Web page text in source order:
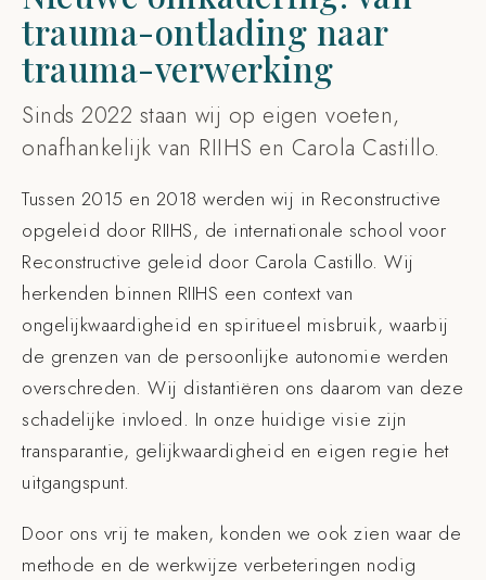
trauma-ontlading naar
trauma-verwerking
Sinds 2022 staan wij op eigen voeten,
onafhankelijk van RIIHS en Carola Castillo.
Tussen 2015 en 2018 werden wij in Reconstructive
opgeleid door RIIHS, de internationale school voor
Reconstructive geleid door Carola Castillo. Wij
herkenden binnen RIIHS een context van
ongelijkwaardigheid en spiritueel misbruik, waarbij
de grenzen van de persoonlijke autonomie werden
overschreden. Wij distantiëren ons daarom van deze
schadelijke invloed. In onze huidige visie zijn
transparantie, gelijkwaardigheid en eigen regie het
uitgangspunt.
Door ons vrij te maken, konden we ook zien waar de
methode en de werkwijze verbeteringen nodig